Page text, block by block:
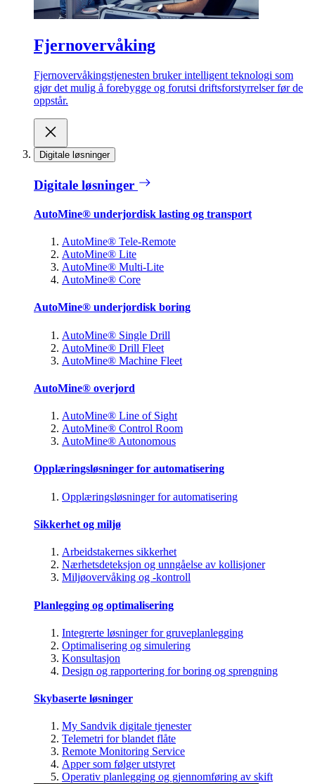
Fjernovervåking
Fjernovervåkingstjenesten bruker intelligent teknologi som
gjør det mulig å forebygge og forutsi driftsforstyrrelser før de
oppstår.
Digitale løsninger
Digitale løsninger
AutoMine® underjordisk lasting og transport
AutoMine® Tele-Remote
AutoMine® Lite
AutoMine® Multi-Lite
AutoMine® Core
AutoMine® underjordisk boring
AutoMine® Single Drill
AutoMine® Drill Fleet
AutoMine® Machine Fleet
AutoMine® overjord
AutoMine® Line of Sight
AutoMine® Control Room
AutoMine® Autonomous
Opplæringsløsninger for automatisering
Opplæringsløsninger for automatisering
Sikkerhet og miljø
Arbeidstakernes sikkerhet
Nærhetsdeteksjon og unngåelse av kollisjoner
Miljøovervåking og -kontroll
Planlegging og optimalisering
Integrerte løsninger for gruveplanlegging
Optimalisering og simulering
Konsultasjon
Design og rapportering for boring og sprengning
Skybaserte løsninger
My Sandvik digitale tjenester
Telemetri for blandet flåte
Remote Monitoring Service
Apper som følger utstyret
Operativ planlegging og gjennomføring av skift